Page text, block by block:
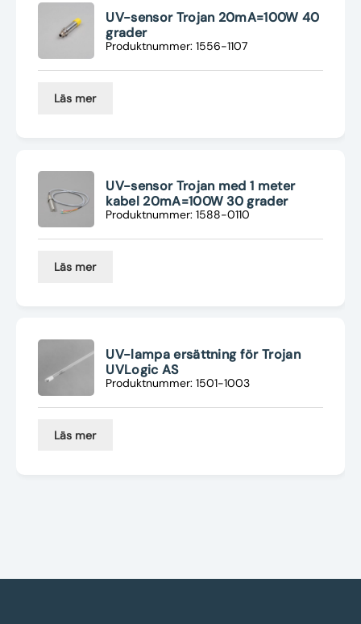
UV-sensor Trojan 20mA=100W 40
grader
Produktnummer: 1556-1107
Läs mer
UV-sensor Trojan med 1 meter
kabel 20mA=100W 30 grader
Produktnummer: 1588-0110
Läs mer
UV-lampa ersättning för Trojan
UVLogic AS
Produktnummer: 1501-1003
Läs mer